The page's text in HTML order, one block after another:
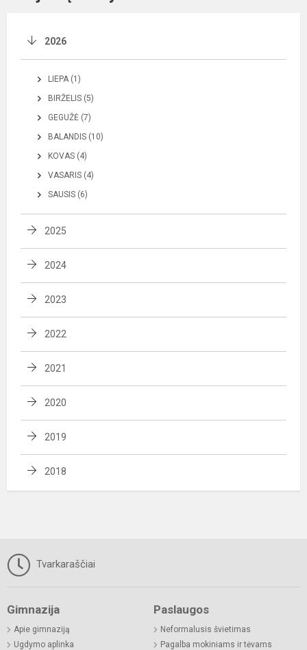
2026
LIEPA (1)
BIRŽELIS (5)
GEGUŽĖ (7)
BALANDIS (10)
KOVAS (4)
VASARIS (4)
SAUSIS (6)
2025
2024
2023
2022
2021
2020
2019
2018
Tvarkaraščiai
Gimnazija
Apie gimnaziją
Ugdymo aplinka
Paslaugos
Neformalusis švietimas
Pagalba mokiniams ir tėvams